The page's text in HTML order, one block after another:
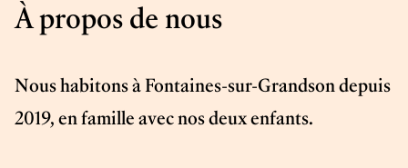
À propos de nous
Nous habitons à Fontaines-sur-Grandson depuis
2019, en famille avec nos deux enfants.